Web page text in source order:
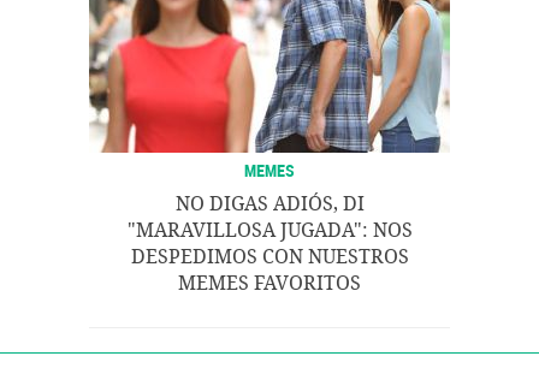
MEMES
NO DIGAS ADIÓS, DI
"MARAVILLOSA JUGADA": NOS
DESPEDIMOS CON NUESTROS
MEMES FAVORITOS